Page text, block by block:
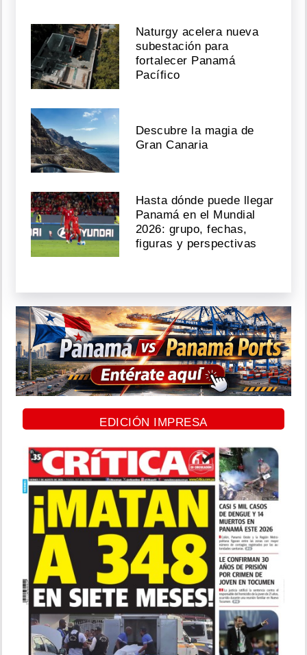
Naturgy acelera nueva
subestación para
fortalecer Panamá
Pacífico
Descubre la magia de
Gran Canaria
Hasta dónde puede llegar
Panamá en el Mundial
2026: grupo, fechas,
figuras y perspectivas
EDICIÓN IMPRESA